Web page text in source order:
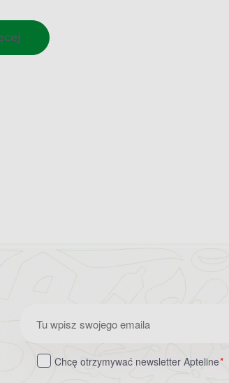
Zapisz
do
Chcę otrzymywać newsletter Apteline*